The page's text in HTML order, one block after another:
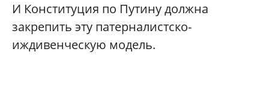
И Конституция по Путину должна
закрепить эту патерналистско-
иждивенческую модель.